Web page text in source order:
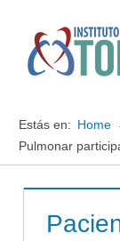
contenido
Instituto
del
TORAX
Estás en: Home
Pulmonar